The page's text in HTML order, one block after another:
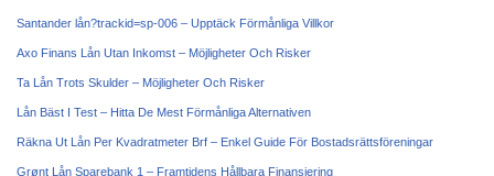
Santander lån?trackid=sp-006 – Upptäck Förmånliga Villkor
Axo Finans Lån Utan Inkomst – Möjligheter Och Risker
Ta Lån Trots Skulder – Möjligheter Och Risker
Lån Bäst I Test – Hitta De Mest Förmånliga Alternativen
Räkna Ut Lån Per Kvadratmeter Brf – Enkel Guide För Bostadsrättsföreningar
Grønt Lån Sparebank 1 – Framtidens Hållbara Finansiering